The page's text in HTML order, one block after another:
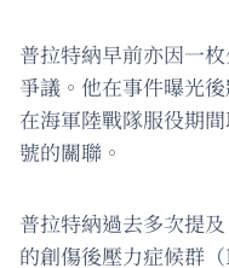
普拉特納早前亦因一
爭議。他在事件曝光
在海軍陸戰隊服役期
號的關聯。
普拉特納過去多次提
的創傷後壓力症候群